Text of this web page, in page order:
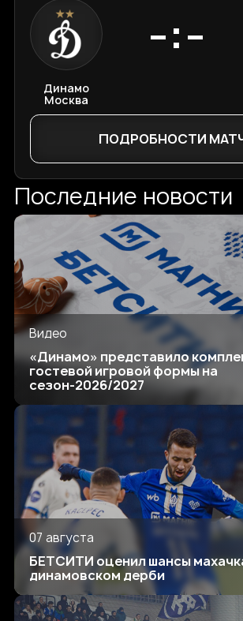
Динамо
Москва
-:-
ПОДРОБНОСТИ
Последние новости
Видео
«Динамо» представило
гостевой игровой формы на
сезон-2026/2027
07 августа
БЕТСИТИ оценил шансы
динамовском дерби